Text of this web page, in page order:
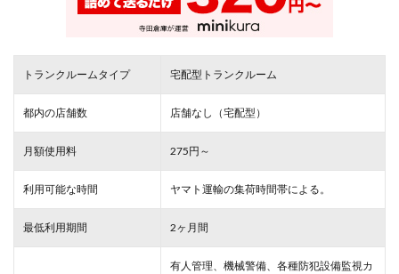
トランクルームタイプ 宅配型トランクルーム
都内の店舗数 店舗なし（宅配型）
月額使用料 275円～
利用可能な時間 ヤマト運輸の集荷時間帯による。
最低利用期間 2ヶ月間
有人管理、機械警備、各種防犯設備監視カ